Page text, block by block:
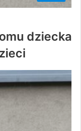
dziecka